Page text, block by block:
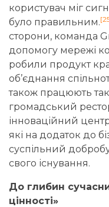
користувач міг
було правильним.
сторони, команда
допомогу мережі
робили продукт
об’єднання
також працюють
громадський
інноваційний
які на додаток до
суспільний
свого існування.
До глибин
цінності»